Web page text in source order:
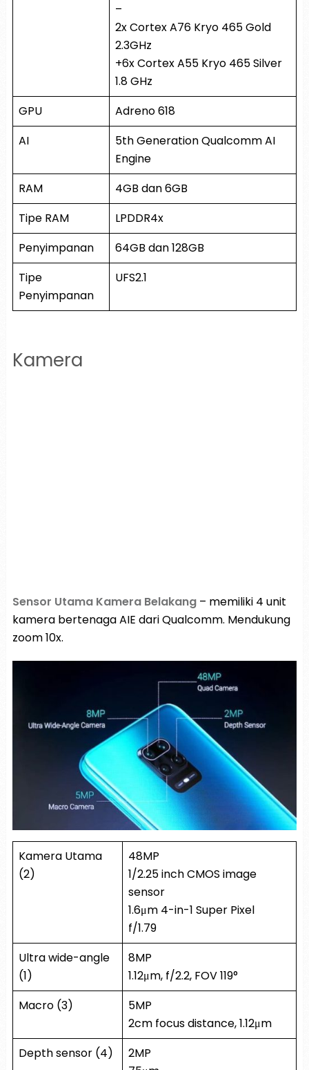
–
2x Cortex A76 Kryo 465 Gold
2.3GHz
+6x Cortex A55 Kryo 465 Silver
1.8 GHz
GPU
Adreno 618
AI
5th Generation Qualcomm AI
Engine
RAM
4GB dan 6GB
Tipe RAM
LPDDR4x
Penyimpanan
64GB dan 128GB
Tipe
Penyimpanan
UFS2.1
Kamera
Sensor Utama Kamera Belakang– memiliki 4 unit
kamera bertenaga AIE dari Qualcomm. Mendukung
zoom 10x.
Kamera Utama
(2)
48MP
1/2.25 inch CMOS image
sensor
1.6μm 4-in-1 Super Pixel
f/1.79
Ultra wide-angle
(1)
8MP
1.12μm, f/2.2, FOV 119°
Macro (3)
5MP
2cm focus distance, 1.12μm
Depth sensor (4)
2MP